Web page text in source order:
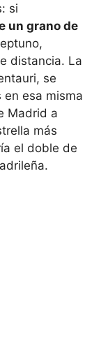
si
un grano de
distancia. La
se
esa misma
Madrid a
más
el doble de